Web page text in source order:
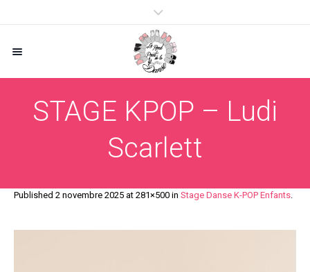
STAGE KPOP – Ludi
Scarlett
Published 2 novembre 2025 at 281×500 in Stage Danse K-POP Enfants.